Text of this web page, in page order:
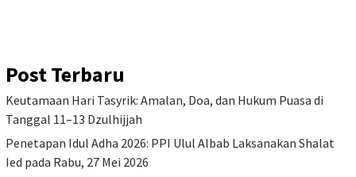
Post Terbaru
Keutamaan Hari Tasyrik: Amalan, Doa, dan Hukum Puasa di
Tanggal 11–13 Dzulhijjah
Penetapan Idul Adha 2026: PPI Ulul Albab Laksanakan Shalat
Ied pada Rabu, 27 Mei 2026